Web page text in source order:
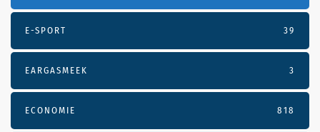
E-SPORT 39
EARGASMEEK 3
ECONOMIE 818